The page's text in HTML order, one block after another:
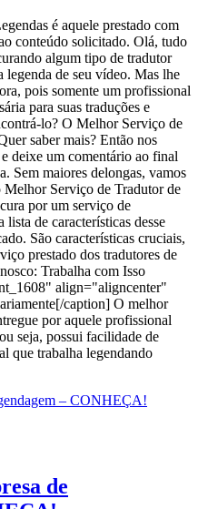
é aquele prestado com
conteúdo solicitado. Olá, tudo
algum tipo de tradutor
legenda de seu vídeo. Mas lhe
pois somente um profissional
para suas traduções e
lo? O Melhor Serviço de
saber mais? Então nos
deixe um comentário ao final
Sem maiores delongas, vamos
Serviço de Tradutor de
por um serviço de
de características desse
São características cruciais,
prestado dos tradutores de
Trabalha com Isso
align="aligncenter"
caption] O melhor
por aquele profissional
seja, possui facilidade de
que trabalha legendando
de